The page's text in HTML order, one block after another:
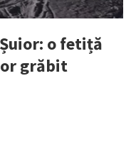
o fetiță
grăbit